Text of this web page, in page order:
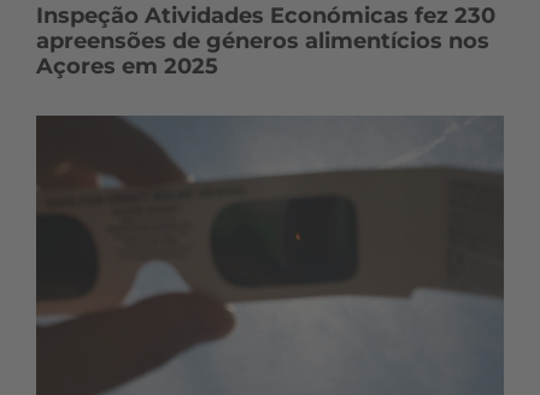
Inspeção Atividades Económicas fez 230
apreensões de géneros alimentícios nos
Açores em 2025